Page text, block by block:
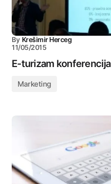
By Krešimir Herceg
11/05/2015
E-turizam konferencija
Marketing